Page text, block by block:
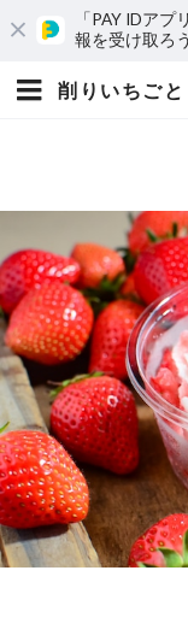
「PAY IDア
報を受け取ろう